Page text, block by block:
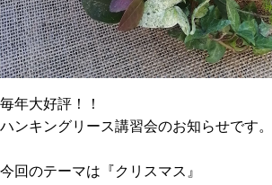
毎年大好評！！
ハンキングリース講習会のお知らせです。
今回のテーマは『クリスマス』